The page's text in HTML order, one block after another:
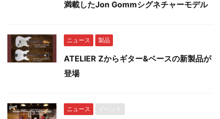
満載したJon Gommシグネチャーモデル
ニュース 製品
ATELIER Zからギター&ベースの新製品が
登場
ニュース イベント